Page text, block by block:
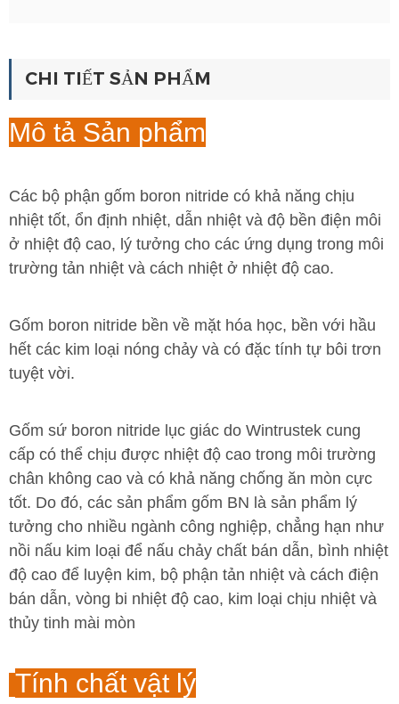
CHI TIẾT SẢN PHẨM
Mô tả Sản phẩm
Các bộ phận gốm boron nitride có khả năng chịu
nhiệt tốt, ổn định nhiệt, dẫn nhiệt và độ bền điện môi
ở nhiệt độ cao, lý tưởng cho các ứng dụng trong môi
trường tản nhiệt và cách nhiệt ở nhiệt độ cao.
Gốm boron nitride bền về mặt hóa học, bền với hầu
hết các kim loại nóng chảy và có đặc tính tự bôi trơn
tuyệt vời.
Gốm sứ boron nitride lục giác do Wintrustek cung
cấp có thể chịu được nhiệt độ cao trong môi trường
chân không cao và có khả năng chống ăn mòn cực
tốt. Do đó, các sản phẩm gốm BN là sản phẩm lý
tưởng cho nhiều ngành công nghiệp, chẳng hạn như
nồi nấu kim loại để nấu chảy chất bán dẫn, bình nhiệt
độ cao để luyện kim, bộ phận tản nhiệt và cách điện
bán dẫn, vòng bi nhiệt độ cao, kim loại chịu nhiệt và
thủy tinh mài mòn
Tính chất vật lý